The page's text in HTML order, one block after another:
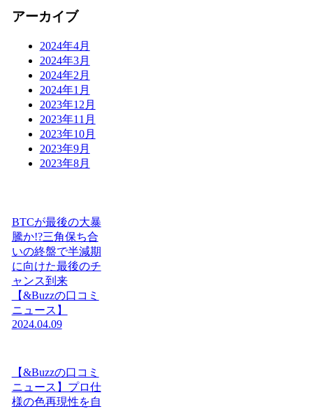
アーカイブ
2024年4月
2024年3月
2024年2月
2024年1月
2023年12月
2023年11月
2023年10月
2023年9月
2023年8月
BTCが最後の大暴
騰か!?三角保ち合
いの終盤で半減期
に向けた最後のチ
ャンス到来
【&Buzzの口コミ
ニュース】
2024.04.09
【&Buzzの口コミ
ニュース】プロ仕
様の色再現性を自